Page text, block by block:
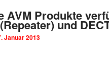
AVM Produkte
(Repeater) und
Januar 2013